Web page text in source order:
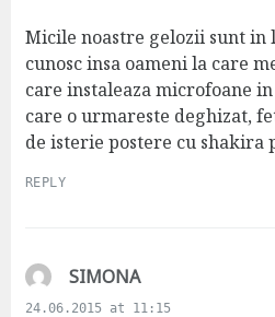
s
:
Micile noastre gelozii sunt in
cunosc insa oameni la care
care instaleaza microfoane
care o urmareste deghizat,
de isterie postere cu
REPLY
SIMONAs
a
24.06.2015 at 11:15